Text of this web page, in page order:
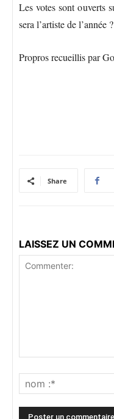
Les votes sont ouverts
sera l’artiste de l’année
Propros recueillis par
Share
LAISSEZ UN